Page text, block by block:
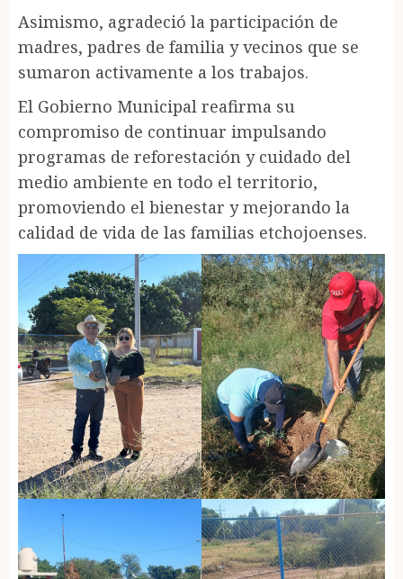
Asimismo, agradeció la participación de
madres, padres de familia y vecinos que se
sumaron activamente a los trabajos.
El Gobierno Municipal reafirma su
compromiso de continuar impulsando
programas de reforestación y cuidado del
medio ambiente en todo el territorio,
promoviendo el bienestar y mejorando la
calidad de vida de las familias etchojoenses.